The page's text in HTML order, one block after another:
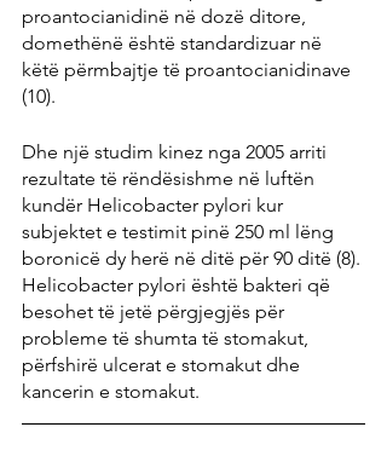
proantocianidinë në dozë ditore,
domethënë është standardizuar në
këtë përmbajtje të proantocianidinave
(10).
Dhe një studim kinez nga 2005 arriti
rezultate të rëndësishme në luftën
kundër Helicobacter pylori kur
subjektet e testimit pinë 250 ml lëng
boronicë dy herë në ditë për 90 ditë (8).
Helicobacter pylori është bakteri që
besohet të jetë përgjegjës për
probleme të shumta të stomakut,
përfshirë ulcerat e stomakut dhe
kancerin e stomakut.